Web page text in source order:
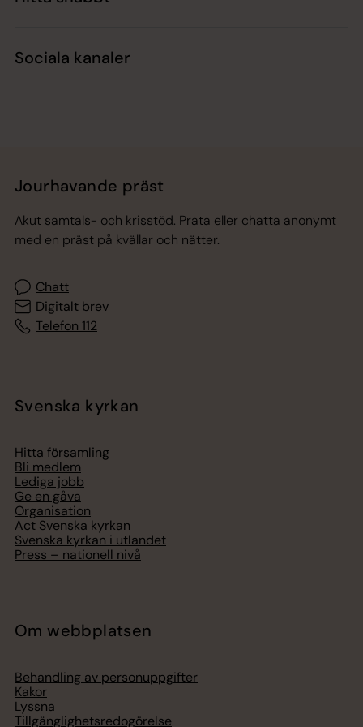
Sociala kanaler
Jourhavande präst
Akut samtals- och krisstöd. Prata eller chatta anonymt
med en präst på kvällar och nätter.
Chatt
Digitalt brev
Telefon 112
Svenska kyrkan
Hitta församling
Bli medlem
Lediga jobb
Ge en gåva
Organisation
Act Svenska kyrkan
Svenska kyrkan i utlandet
Press – nationell nivå
Om webbplatsen
Behandling av personuppgifter
Kakor
Lyssna
Tillgänglighetsredogörelse